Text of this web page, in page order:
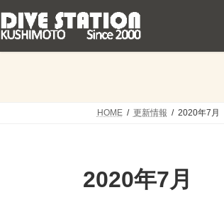
ン
テ
ン
ビ
ゲ
ー
HOME 更新情報 2020年7月
2020年7月